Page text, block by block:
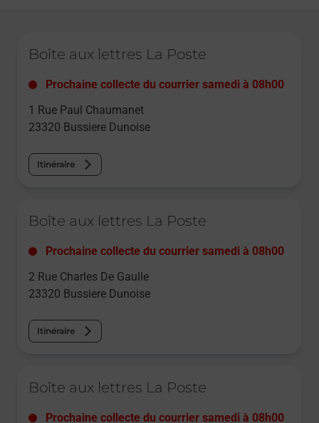
Boîte aux lettres La Poste
Prochaine collecte du courrier samedi à 08h00
1 Rue Paul Chaumanet
23320 Bussiere Dunoise
Itinéraire
Boîte aux lettres La Poste
Prochaine collecte du courrier samedi à 08h00
2 Rue Charles De Gaulle
23320 Bussiere Dunoise
Itinéraire
Boîte aux lettres La Poste
Prochaine collecte du courrier samedi à 08h00